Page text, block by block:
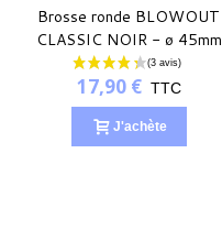
Brosse ronde BLOWOUT
CLASSIC NOIR - ø 45mm
17,90 € TTC
J'achète